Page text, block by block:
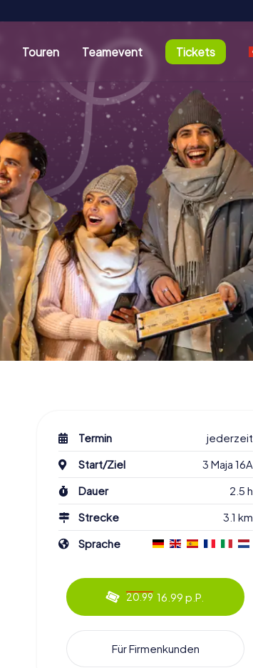
Touren Teamevent Tickets
Termin
jederzeit
Start/Ziel
3 Maja 16A
Dauer
2.5 h
Strecke
3.1 km
Sprache
20.99 16.99 p.P.
Für Firmenkunden